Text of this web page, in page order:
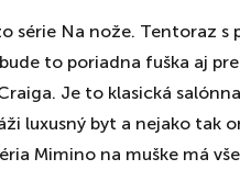
série Na nože. Tentoraz s
to poriadna fuška aj
Je to klasická
luxusný byt a nejako tak
Mimino na muške má